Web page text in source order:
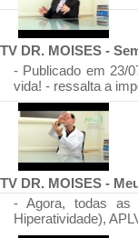
TV DR. MOISES -
- Publicado em 23/
vida! - ressalta a
TV DR. MOISES -
- Agora, todas as
Hiperatividade),